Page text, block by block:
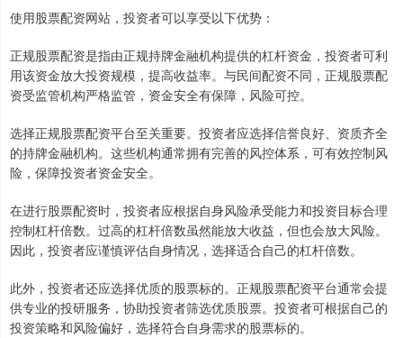
使用股票配资网站，投资者可以享受以下优势：
正规股票配资是指由正规持牌金融机构提供的杠杆资金，投资者可利
用该资金放大投资规模，提高收益率。与民间配资不同，正规股票配
资受监管机构严格监管，资金安全有保障，风险可控。
选择正规股票配资平台至关重要。投资者应选择信誉良好、资质齐全
的持牌金融机构。这些机构通常拥有完善的风控体系，可有效控制风
险，保障投资者资金安全。
在进行股票配资时，投资者应根据自身风险承受能力和投资目标合理
控制杠杆倍数。过高的杠杆倍数虽然能放大收益，但也会放大风险。
因此，投资者应谨慎评估自身情况，选择适合自己的杠杆倍数。
此外，投资者还应选择优质的股票标的。正规股票配资平台通常会提
供专业的投研服务，协助投资者筛选优质股票。投资者可根据自己的
投资策略和风险偏好，选择符合自身需求的股票标的。